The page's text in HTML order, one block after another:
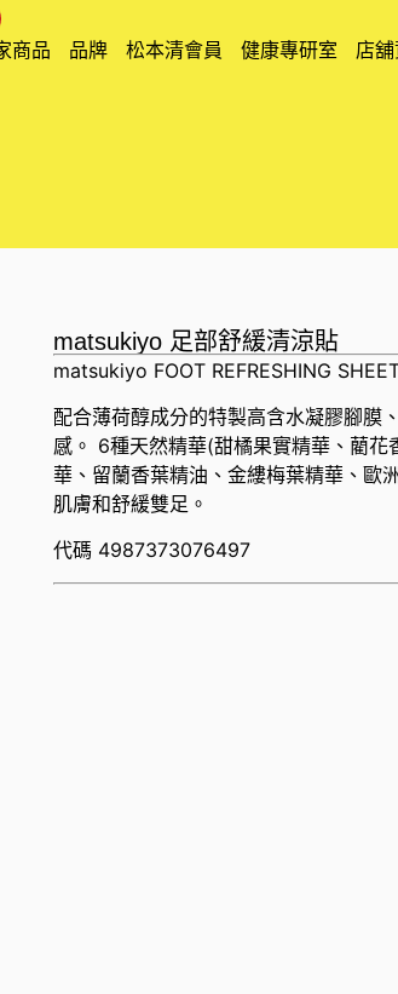
商品 品牌 松本清會員 健康專研室 店
matsukiyo 足部舒緩清涼貼
matsukiyo FOOT REFRESHING
配合薄荷醇成分的特製高含水凝膠腳膜
感。 6種天然精華(甜橘果實精華、藺花
華、留蘭香葉精油、金縷梅葉精華、歐
肌膚和舒緩雙足。
代碼 4987373076497